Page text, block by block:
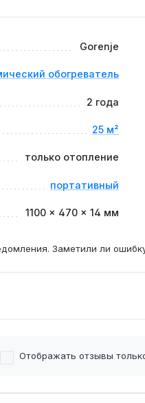
степень защиты не
Gorenje
обогреватель
2 года
25 м²
только отопление
портативный
1100 × 470 × 14 мм
Заметили ли
Отображать отзывы